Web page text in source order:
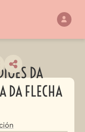
DA
DA FLECHA